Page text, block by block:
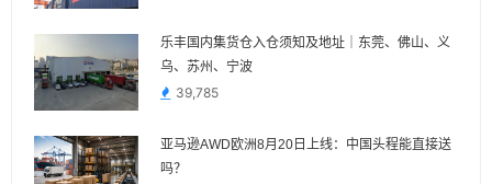
乐丰国内集货仓入仓须知及地址｜东莞、佛山、义
乌、苏州、宁波
39,785
亚马逊AWD欧洲8月20日上线：中国头程能直接送
吗？